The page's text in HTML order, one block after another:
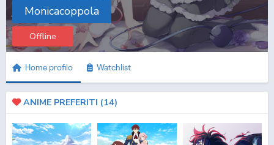
Monicacoppola
Offline
Home profilo Watchlist
ANIME PREFERITI (14)